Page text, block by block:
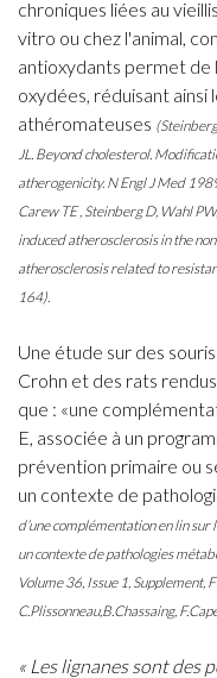
chroniques liées au
vitro ou chez l'animal,
antioxydants permet de
oxydées, réduisant
athéromateuses
JL. Beyond cholesterol.
atherogenicity. N Engl J Med
Carew TE , Steinberg D, Wahl
induced atherosclerosis in the
atherosclerosis related to
164).
Une étude sur des
Crohn et des rats
que : «une
E, associée à un
prévention primaire ou
un contexte de
d’une complémentation en lin
un contexte de pathologies
Volume 36, Issue 1, Supplement,
C.Plissonneau,B.Chassaing,
« Les lignanes sont des